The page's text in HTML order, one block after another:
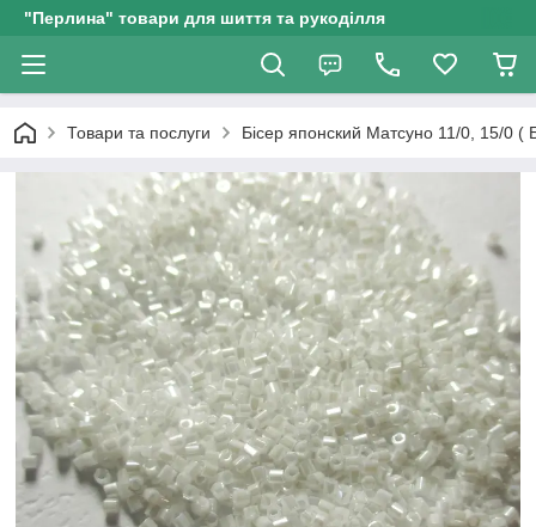
"Перлина" товари для шиття та рукоділля
Товари та послуги Бісер японский Матсуно 11/0, 15/0 (